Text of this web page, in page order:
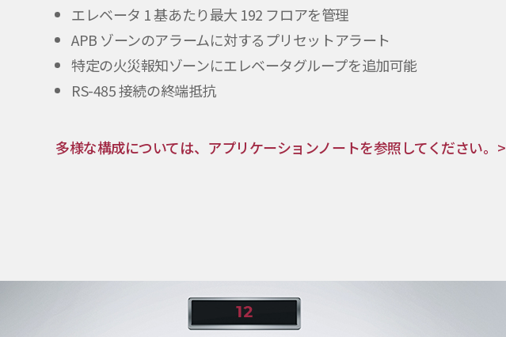
エレベータ 1 基あたり最大 192 フロアを管理
APB ゾーンのアラームに対するプリセットアラート
特定の火災報知ゾーンにエレベータグループを追加可能
RS-485 接続の終端抵抗
多様な構成については、アプリケーションノートを参照してください。>